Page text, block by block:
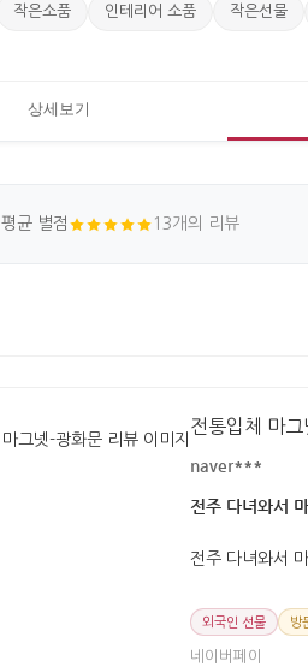
작은소품 인테리어 소품 작은선물
상세보기
평균 별점 13개의 리뷰
전통입체 마
naver***
전주 다녀와서
전주 다녀와서
외국인 선물 방
네이버페이